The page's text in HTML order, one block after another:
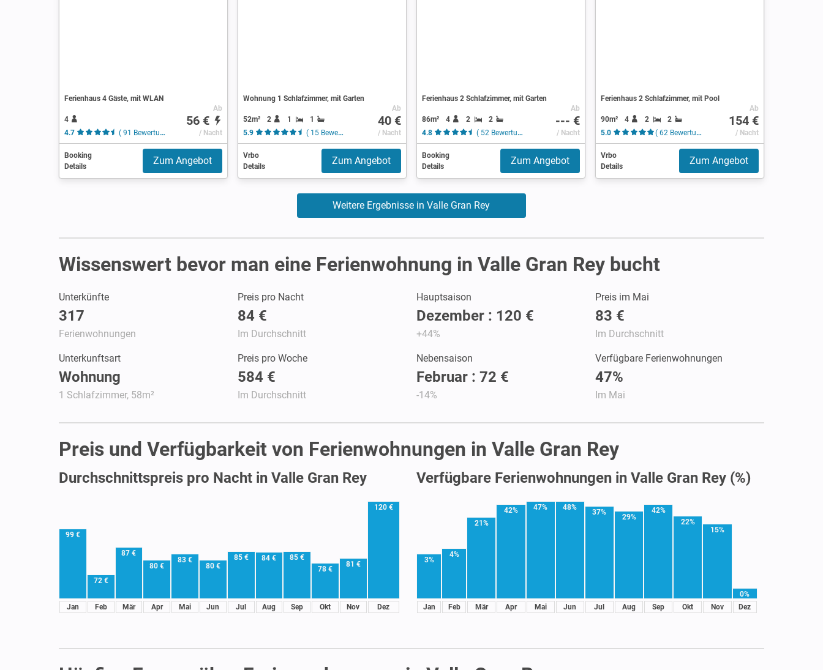
Ferienhaus 4 Gäste, mit WLAN
4
4.7
( 91 Bewertungen )
Ab
56 €
/ Nacht
Booking
Details
Zum Angebot
Wohnung 1 Schlafzimmer, mit Garten
52m² 2 1
1
5.9
( 15 Bewertungen )
Ab
40 €
/ Nacht
Vrbo
Details
Zum Angebot
Ferienhaus 2 Schlafzimmer, mit Garten
86m² 4 2
2
4.8
( 52 Bewertungen )
Ab
--- €
/ Nacht
Booking
Details
Zum Angebot
Ferienhaus 2 Schlafzimmer, mit Pool
90m² 4 2
2
5.0
( 62 Bewertungen )
Ab
154 €
/ Nacht
Vrbo
Details
Zum Angebot
Weitere Ergebnisse in Valle Gran Rey
Wissenswert bevor man eine Ferienwohnung in Valle Gran Rey bucht
Unterkünfte
317
Ferienwohnungen
Preis pro Nacht
84 €
Im Durchschnitt
Hauptsaison
Dezember : 120 €
+44%
Preis im Mai
83 €
Im Durchschnitt
Unterkunftsart
Wohnung
1 Schlafzimmer, 58m²
Preis pro Woche
584 €
Im Durchschnitt
Nebensaison
Februar : 72 €
-14%
Verfügbare Ferienwohnungen
47%
Im Mai
Preis und Verfügbarkeit von Ferienwohnungen in Valle Gran Rey
Durchschnittspreis pro Nacht in Valle Gran Rey
99 €
Jan
72 €
Feb
87 €
Mär
80 €
Apr
83 €
Mai
80 €
Jun
85 €
Jul
84 €
Aug
85 €
Sep
78 €
Okt
81 €
Nov
120 €
Dez
Verfügbare Ferienwohnungen in Valle Gran Rey (%)
3%
Jan
4%
Feb
21%
Mär
42%
Apr
47%
Mai
48%
Jun
37%
Jul
29%
Aug
42%
Sep
22%
Okt
15%
Nov
0%
Dez